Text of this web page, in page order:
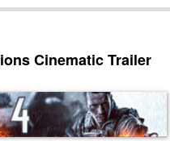
Cinematic Trailer